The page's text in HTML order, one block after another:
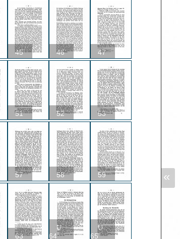
45 46 47
51 52 53
57 58 59
63
U
64
U
65
«